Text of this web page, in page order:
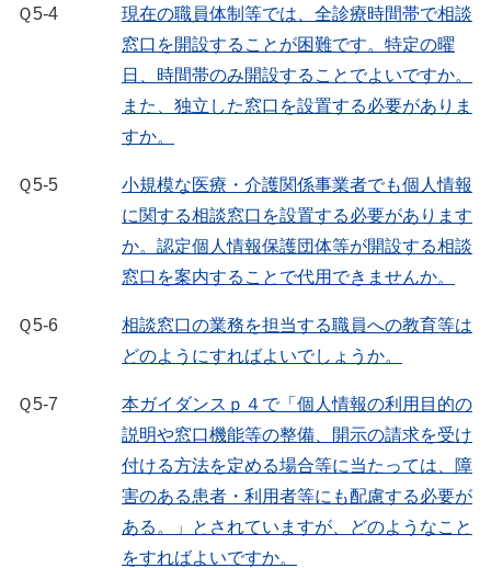
Ｑ5-4
現在の職員体制等では、全診療時間帯で相談
窓口を開設することが困難です。特定の曜
日、時間帯のみ開設することでよいですか。
また、独立した窓口を設置する必要がありま
すか。
Ｑ5-5
小規模な医療・介護関係事業者でも個人情報
に関する相談窓口を設置する必要があります
か。認定個人情報保護団体等が開設する相談
窓口を案内することで代用できませんか。
Ｑ5-6
相談窓口の業務を担当する職員への教育等は
どのようにすればよいでしょうか。
Ｑ5-7
本ガイダンスｐ４で「個人情報の利用目的の
説明や窓口機能等の整備、開示の請求を受け
付ける方法を定める場合等に当たっては、障
害のある患者・利用者等にも配慮する必要が
ある。」とされていますが、どのようなこと
をすればよいですか。